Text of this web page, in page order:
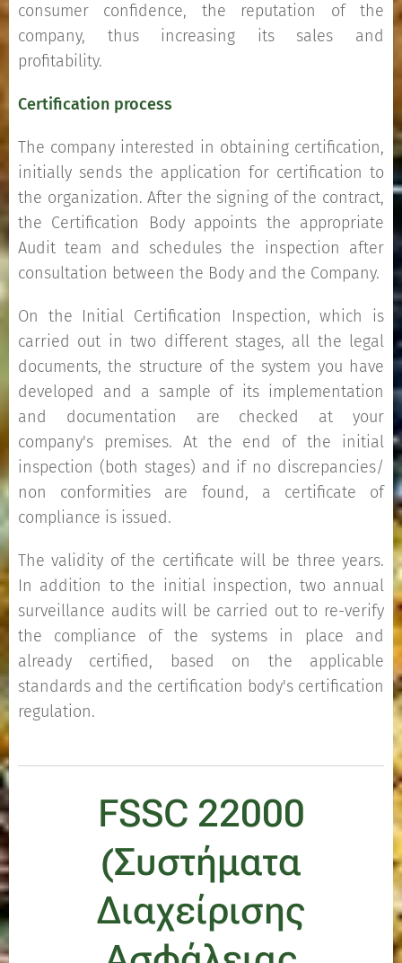
consumer confidence, the reputation of the
company, thus increasing its sales and
profitability.
Certification process
The company interested in obtaining certification,
initially sends the application for certification to
the organization. After the signing of the contract,
the Certification Body appoints the appropriate
Audit team and schedules the inspection after
consultation between the Body and the Company.
On the Initial Certification Inspection, which is
carried out in two different stages, all the legal
documents, the structure of the system you have
developed and a sample of its implementation
and documentation are checked at your
company's premises. At the end of the initial
inspection (both stages) and if no discrepancies/
non conformities are found, a certificate of
compliance is issued.
The validity of the certificate will be three years.
In addition to the initial inspection, two annual
surveillance audits will be carried out to re-verify
the compliance of the systems in place and
already certified, based on the applicable
standards and the certification body's certification
regulation.
FSSC 22000
(Συστήματα
Διαχείρισης